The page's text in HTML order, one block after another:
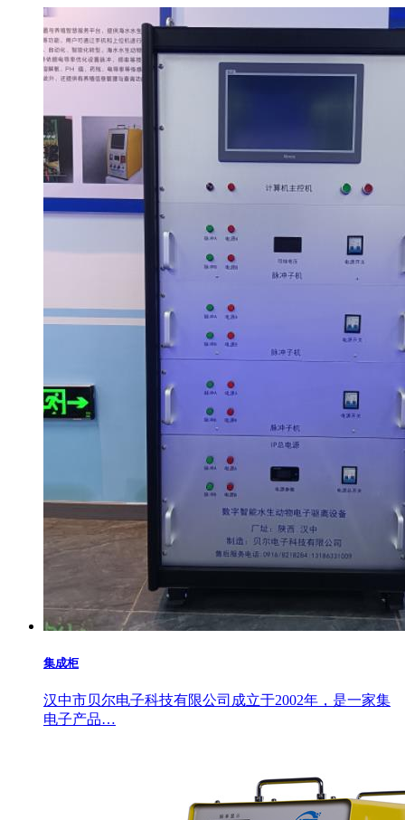
集成柜
汉中市贝尔电子科技有限公司成立于2002年，是一家集
电子产品…